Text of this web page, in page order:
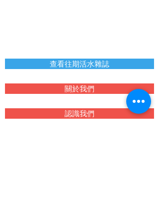
查看往期活水雜誌
關於我們
認識我們